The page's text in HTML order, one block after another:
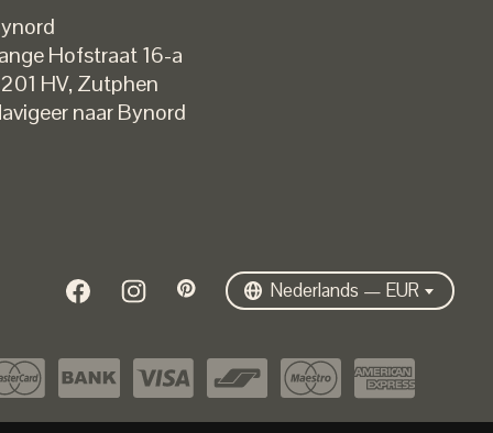
Hofstraat 16-a
HV,Zutphen
naar Bynord
Nederlands — EUR